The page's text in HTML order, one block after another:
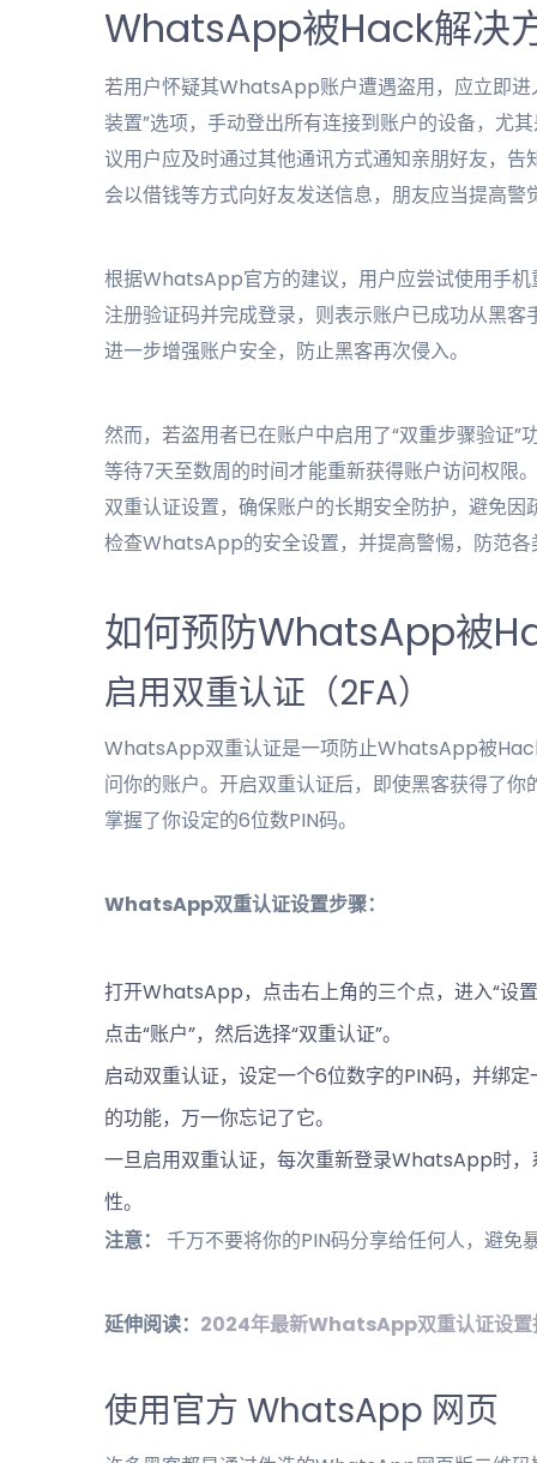
WhatsApp被Hack解决
若用户怀疑其WhatsApp账户遭遇盗用，应立即
装置”选项，手动登出所有连接到账户的设备，
议用户应及时通过其他通讯方式通知亲朋好友，
会以借钱等方式向好友发送信息，朋友应当提高
根据WhatsApp官方的建议，用户应尝试使用手
注册验证码并完成登录，则表示账户已成功从黑
进一步增强账户安全，防止黑客再次侵入。
然而，若盗用者已在账户中启用了“双重步骤验证
等待7天至数周的时间才能重新获得账户访问权
双重认证设置，确保账户的长期安全防护，避免
检查WhatsApp的安全设置，并提高警惕，防范各
如何预防WhatsApp被
启用双重认证（2FA）
WhatsApp双重认证是一项防止WhatsApp被
问你的账户。开启双重认证后，即使黑客获得了
掌握了你设定的6位数PIN码。
WhatsApp双重认证设置步骤：
打开WhatsApp，点击右上角的三个点，进入“设
点击“账户”，然后选择“双重认证”。
启动双重认证，设定一个6位数字的PIN码，并绑
的功能，万一你忘记了它。
一旦启用双重认证，每次重新登录WhatsApp时
性。
注意：
千万不要将你的PIN码分享给任何人，避免
延伸阅读： 2024年最新WhatsApp双重认证设置
使用官方 WhatsApp 网页